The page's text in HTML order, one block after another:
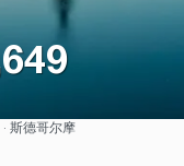
· 斯德哥尔摩